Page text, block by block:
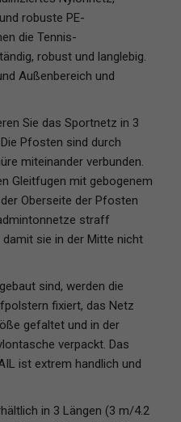
robuste PE-
die Tennis-
robust und langlebig.
Außenbereich und
Sie das Sportnetz in 3
Pfosten sind durch
miteinander verbunden.
Gleitfugen mit gebogenem
Oberseite der Pfosten
straff
sie in der Mitte nicht
sind, werden die
fixiert, das Netz
gefaltet und in der
verpackt. Das
ist extrem handlich und
in 3 Längen (3 m/4.2